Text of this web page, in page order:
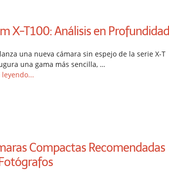
X-T100: Análisis en Profundidad
una nueva cámara sin espejo de la serie X-T
una gama más sencilla, …
Compactas Recomendadas